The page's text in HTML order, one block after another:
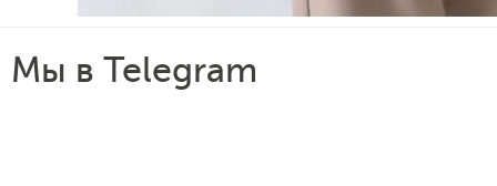
Мы в Telegram